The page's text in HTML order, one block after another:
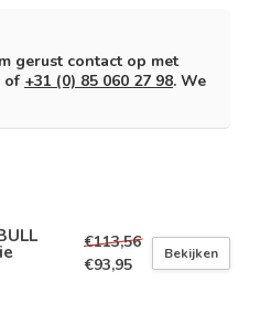
gerust contact op met
of +31 (0) 85 060 27 98. We
€113,56
€93,95
Bekijken